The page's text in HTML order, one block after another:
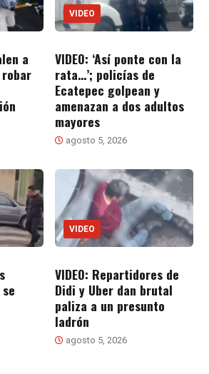
a
VIDEO
VIDEO: ‘Así ponte con la
rata…’; policías de
Ecatepec golpean y
amenazan a dos adultos
mayores
agosto 5, 2026
VIDEO
VIDEO: Repartidores de
Didi y Uber dan brutal
paliza a un presunto
ladrón
agosto 5, 2026